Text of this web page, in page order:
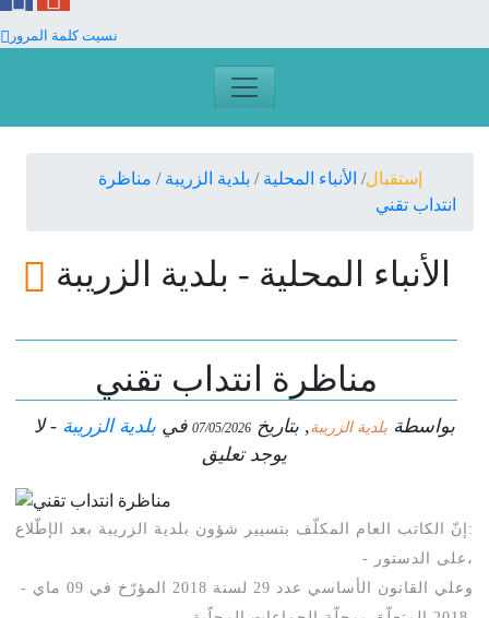
نسيت كلمة المرور
إستقبال الأنباء المحلية بلدية الزريبة
مناظرة
انتداب تقني
الأنباء المحلية - بلدية الزريبة
مناظرة انتداب تقني
بواسطة بلدية الزريبة, بتاريخ 07/05/2026 في بلدية الزريبة - لا
يوجد تعليق
إنّ الكاتب العام المكلّف بتسيير شؤون بلدية الزريبة بعد الإطّلاع:
- على الدستور،
- وعلي القانون الأساسي عدد 29 لسنة 2018 المؤرّخ في 09 ماي